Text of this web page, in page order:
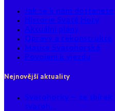
Jak se k nám dostanete
Historie Svaté Hory
Aktuální plány
Opravy a rekonstrukce
Matice Svatohorská
Povolení k vjezdu
Nejnovější aktuality
Svatohorky – ze sbírek
svatoh...